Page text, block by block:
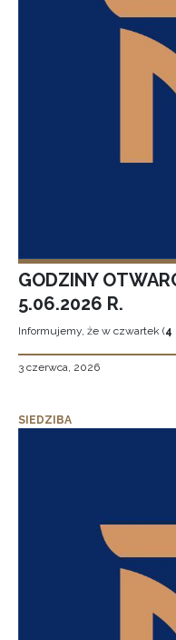
GODZINY
5.06.2026 R.
Informujemy, że w czwartek (4
3 czerwca, 2026
SIEDZIBA